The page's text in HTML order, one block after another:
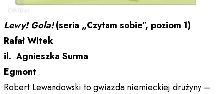
Lewy! Gola!(seria „Czytam sobie”, poziom 1)
Rafał Witek
il. Agnieszka Surma
Egmont
Robert Lewandowski to gwiazda niemieckiej drużyny –